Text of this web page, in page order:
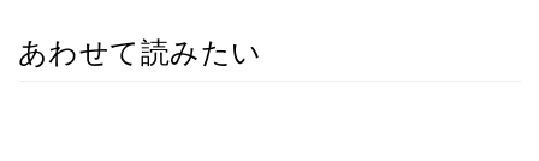
あわせて読みたい